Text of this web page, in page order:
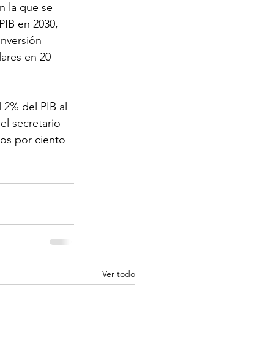
la que se
en 2030,
en 20
del PIB al
secretario
por ciento
Ver todo